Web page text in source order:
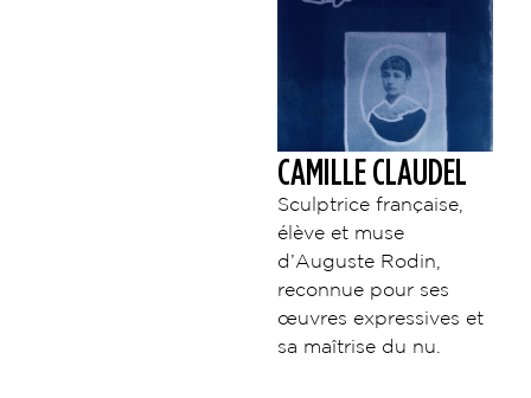
CAMILLE CLAUDEL
Sculptrice française,
élève et muse
d’Auguste Rodin,
reconnue pour ses
œuvres expressives et
sa maîtrise du nu.